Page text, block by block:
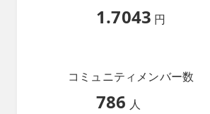
1.7043 円
コミュニティメンバー数
786 人